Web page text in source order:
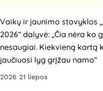
Vaikų ir jaunimo stovyklos
2026“ dalyvė: „Čia nėra ko
nesaugiai. Kiekvieną kartą
jaučiuosi lyg grįžau namo“
2026 21 liepos